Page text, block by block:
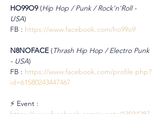
HO99O9 (Hip Hop / Punk / Rock'n'Roll -
USA)
FB : https://www.facebook.com/ho99o9
N8NOFACE (Thrash Hip Hop / Electro Punk
- USA)
FB : https://www.facebook.com/profile.php?
id=61580243447467
⚡ Event :